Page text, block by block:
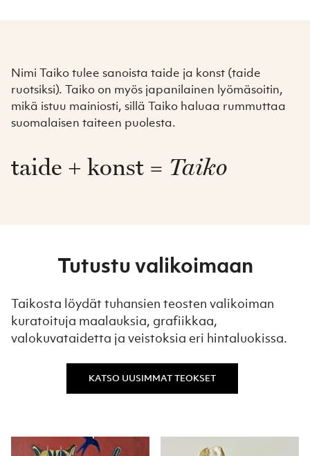
Nimi Taiko tulee sanoista taide ja konst (taide
ruotsiksi). Taiko on myös japanilainen lyömäsoitin,
mikä istuu mainiosti, sillä Taiko haluaa rummuttaa
suomalaisen taiteen puolesta.
taide + konst = Taiko
Tutustu valikoimaan
Taikosta löydät tuhansien teosten valikoiman
kuratoituja maalauksia, grafiikkaa,
valokuvataidetta ja veistoksia eri hintaluokissa.
KATSO UUSIMMAT TEOKSET